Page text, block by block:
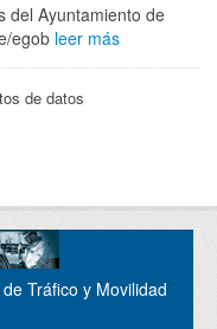
del Ayuntamiento de
egob leer más
de datos
Tráfico y Movilidad